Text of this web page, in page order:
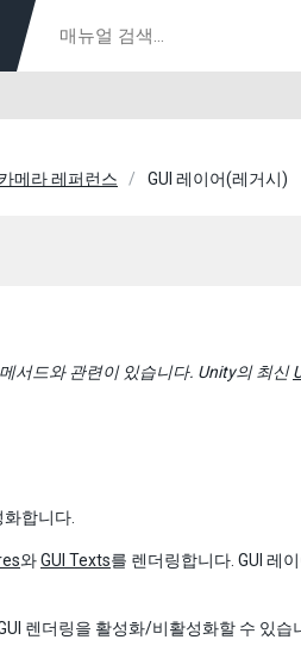
카메라 레퍼런스 GUI 레이어(레거시)
서드와 관련이 있습니다. Unity의 최신
합니다.
와GUI Texts를 렌더링합니다. GUI 레
렌더링을 활성화/비활성화할 수 있습